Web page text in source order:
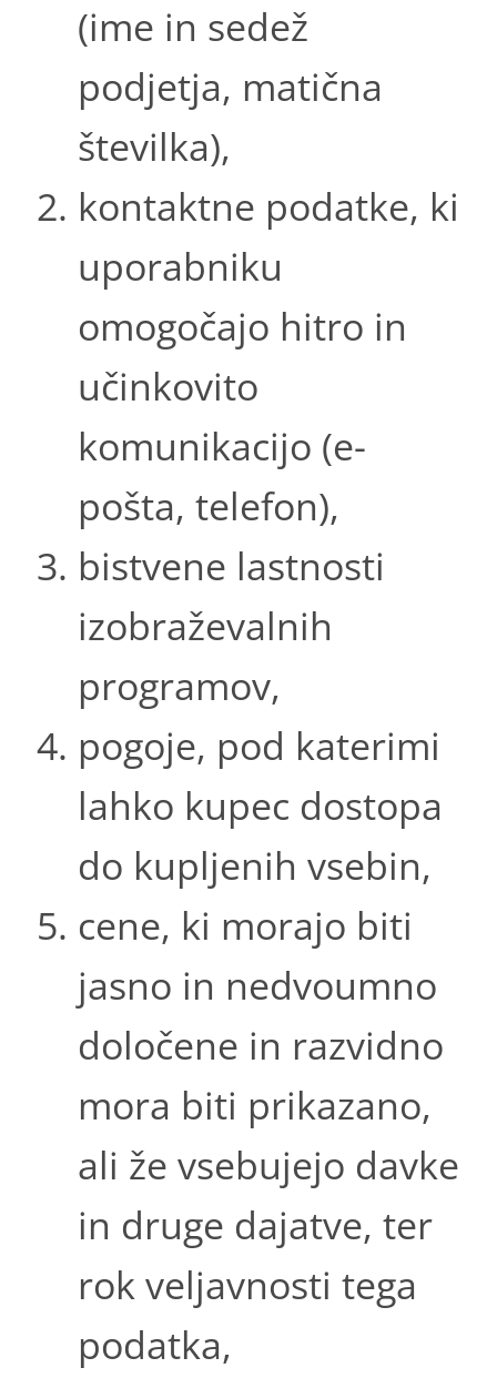
(ime in sedež
podjetja, matična
številka),
kontaktne podatke, ki
uporabniku
omogočajo hitro in
učinkovito
komunikacijo (e-
pošta, telefon),
bistvene lastnosti
izobraževalnih
programov,
pogoje, pod katerimi
lahko kupec dostopa
do kupljenih vsebin,
cene, ki morajo biti
jasno in nedvoumno
določene in razvidno
mora biti prikazano,
ali že vsebujejo davke
in druge dajatve, ter
rok veljavnosti tega
podatka,